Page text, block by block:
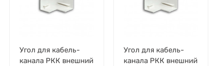
Угол для кабель-
канала РКК внешний
Угол для кабель-
канала РКК внешний